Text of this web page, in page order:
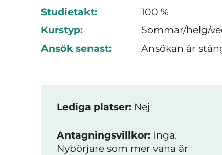
Studietakt:
100 %
Kurstyp:
Sommar/helg/
Ansök senast:
Ansökan är
Lediga platser: Nej
Antagningsvillkor: Inga.
Nybörjare som mer vana är